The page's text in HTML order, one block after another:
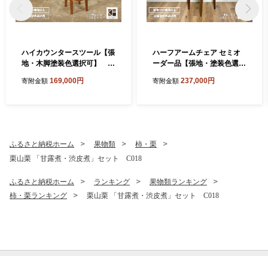
ハイカウンタースツール【張
地・木脚塗装色選択可】 T
寄附金額 169,000円
ハーフアームチェア セミオ
ーダー品【張地・塗装色選択
寄附金額 237,000円
ふるさと納税ホーム 果物類
柿・栗
栗山栗 「甘露煮・渋皮煮」セット C018
ふるさと納税ホーム ランキング
果物類ランキング
柿・栗ランキング
栗山栗 「甘露煮・渋皮煮」セット C018